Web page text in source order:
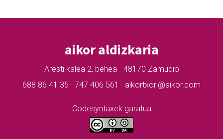
aikor aldizkaria
Aresti kalea 2, behea - 48170 Zamudio
688 86 41 35 · 747 406 561 · aikortxori@aikor.com
Codesyntaxek garatua